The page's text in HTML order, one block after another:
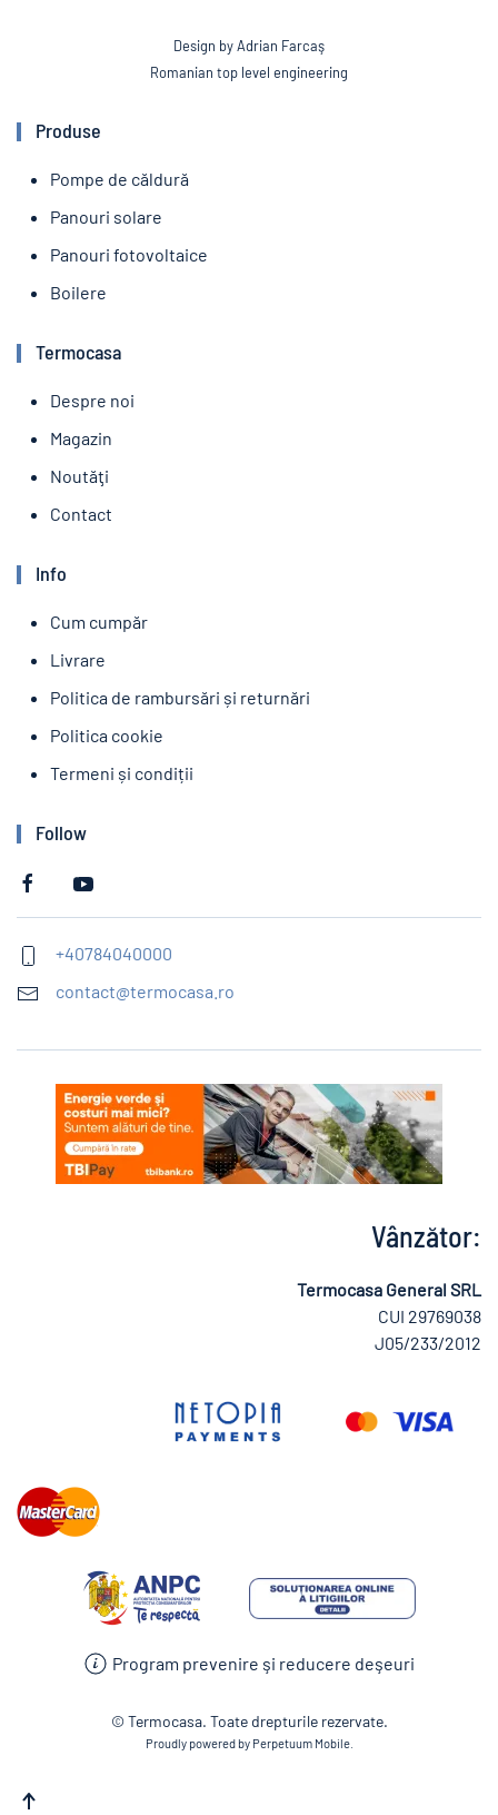
Design by Adrian Farcaş
Romanian top level engineering
Produse
Pompe de căldură
Panouri solare
Panouri fotovoltaice
Boilere
Termocasa
Despre noi
Magazin
Noutăţi
Contact
Info
Cum cumpăr
Livrare
Politica de rambursări și returnări
Politica cookie
Termeni și condiții
Follow
+40784040000
contact@termocasa.ro
Vânzător:
Termocasa General SRL
CUI 29769038
J05/233/2012
Program prevenire şi reducere deşeuri
© Termocasa. Toate drepturile rezervate.
Proudly powered by Perpetuum Mobile.